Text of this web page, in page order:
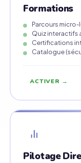
Formations
Parcours
Quiz interactifs
Certifications
Catalogue
ACTIVER →
Pilotage